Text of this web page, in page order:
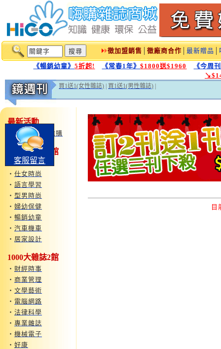
客服留言
徵加盟銷售 徵廠商合作 最新贈品
《暢銷幼童》5折起! 《常春1年》$1800送$1960
《今周
買1送1(女性雜誌) 買1送1(男性雜誌)
最新活動
鏡週刊特惠搶購
1000大雜誌1館
‧運動旅遊
‧ 仕女時尚
‧ 語言學習
‧ 型男時尚
‧ 婦幼保健
‧ 暢銷幼童
‧ 汽車機車
‧ 居家設計
1000大雜誌2館
‧ 財經時事
‧ 商業管理
‧ 文學藝術
‧ 電腦網路
‧ 法律科學
‧ 專業雜誌
‧ 機械電子
‧ 好康
目